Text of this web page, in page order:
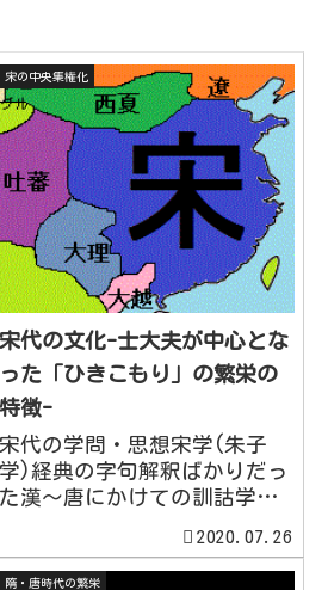
宋の中央集権化
宋代の文化-士大夫が中心とな
った「ひきこもり」の繁栄の
特徴-
宋代の学問・思想宋学(朱子
学)経典の字句解釈ばかりだっ
た漢～唐にかけての訓詁学を
間論を展開し、同時に知の実
践に重んじた新たな儒教学。
2020.07.26
隋・唐時代の繁栄